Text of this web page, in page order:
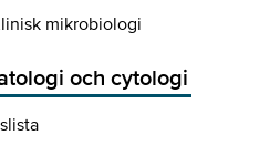
mikrobiologi
och cytologi